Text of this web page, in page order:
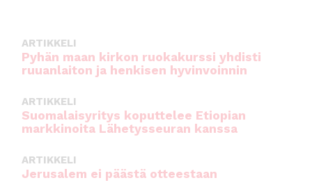
ARTIKKELI
Pyhän maan kirkon ruokakurssi yhdisti
ruuanlaiton ja henkisen hyvinvoinnin
ARTIKKELI
Suomalaisyritys koputtelee Etiopian
markkinoita Lähetysseuran kanssa
ARTIKKELI
Jerusalem ei päästä otteestaan